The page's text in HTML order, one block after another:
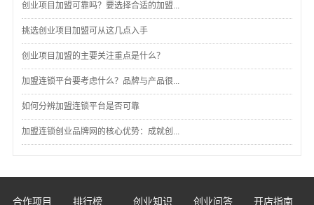
创业项目加盟可靠吗？要选择合适的加盟...
挑选创业项目加盟可从这几点入手
创业项目加盟的主要关注重点是什么？
加盟连锁平台要考虑什么？品牌与产品很...
如何分辨加盟连锁平台是否可靠
加盟连锁创业品牌网的核心优势：成就创...
合作项目 排行榜 创业知识 创业问答 开店指南